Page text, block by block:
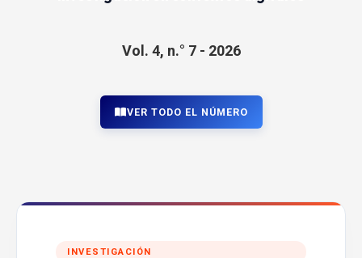
Vol. 4, n.° 7 - 2026
VER TODO EL NÚMERO
INVESTIGACIÓN